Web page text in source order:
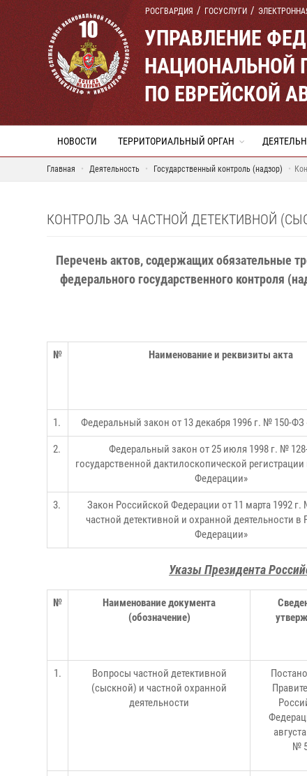
РОСГВАРДИЯ ГОСУСЛУГИ
УПРАВЛЕНИЕ
НАЦИОНАЛЬНОЙ
ПО ЕВРЕЙСКОЙ
НОВОСТИ ТЕРРИТОРИАЛЬНЫЙ ОРГАН
Главная Деятельность Государственный контроль (надзор)
КОНТРОЛЬ ЗА ЧАСТНОЙ ДЕТЕКТИВНОЙ
Перечень актов, содержащих обязательные
федерального государственного контроля
№ Наименование и реквизиты акта
1.
Федеральный закон от 13 декабря 1996 г. № 150-
2. Федеральный закон от 25 июля 1998 г. №
государственной дактилоскопической регистрации
Федерации»
3. Закон Российской Федерации от 11 марта 1992 г.
частной детективной и охранной деятельности в
Федерации»
Указы Президента
№
Наименование документа
(обозначение)
1.
Вопросы частной детективной
(сыскной) и частной охранной
деятельности
№